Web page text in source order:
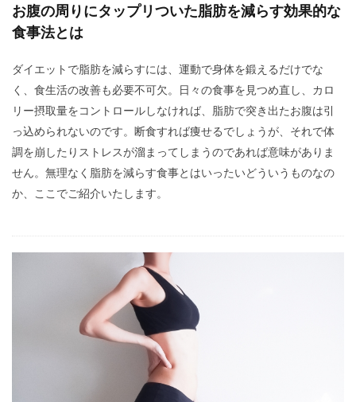
お腹の周りにタップリついた脂肪を減らす効果的な
食事法とは
ダイエットで脂肪を減らすには、運動で身体を鍛えるだけでな
く、食生活の改善も必要不可欠。日々の食事を見つめ直し、カロ
リー摂取量をコントロールしなければ、脂肪で突き出たお腹は引
っ込められないのです。断食すれば痩せるでしょうが、それで体
調を崩したりストレスが溜まってしまうのであれば意味がありま
せん。無理なく脂肪を減らす食事とはいったいどういうものなの
か、ここでご紹介いたします。